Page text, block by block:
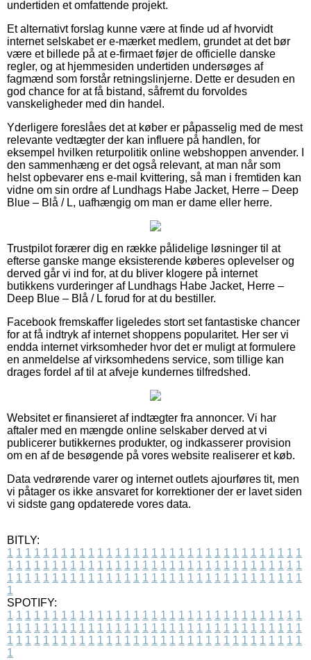
undertiden et omfattende projekt.
Et alternativt forslag kunne være at finde ud af hvorvidt
internet selskabet er e-mærket medlem, grundet at det bør
være et billede på at e-firmaet føjer de officielle danske
regler, og at hjemmesiden undertiden undersøges af
fagmænd som forstår retningslinjerne. Dette er desuden en
god chance for at få bistand, såfremt du forvoldes
vanskeligheder med din handel.
Yderligere foreslåes det at køber er påpasselig med de mest
relevante vedtægter der kan influere på handlen, for
eksempel hvilken returpolitik online webshoppen anvender. I
den sammenhæng er det også relevant, at man når som
helst opbevarer ens e-mail kvittering, så man i fremtiden kan
vidne om sin ordre af Lundhags Habe Jacket, Herre – Deep
Blue – Blå / L, uafhængig om man er dame eller herre.
Trustpilot forærer dig en række pålidelige løsninger til at
efterse ganske mange eksisterende køberes oplevelser og
derved går vi ind for, at du bliver klogere på internet
butikkens vurderinger af Lundhags Habe Jacket, Herre –
Deep Blue – Blå / L forud for at du bestiller.
Facebook fremskaffer ligeledes stort set fantastiske chancer
for at få indtryk af internet shoppens popularitet. Her ser vi
endda internet virksomheder hvor det er muligt at formulere
en anmeldelse af virksomhedens service, som tillige kan
drages fordel af til at afveje kundernes tilfredshed.
Websitet er finansieret af indtægter fra annoncer. Vi har
aftaler med en mængde online selskaber derved at vi
publicerer butikkernes produkter, og indkasserer provision
om en af de besøgende på vores website realiserer et køb.
Data vedrørende varer og internet outlets ajourføres tit, men
vi påtager os ikke ansvaret for korrektioner der er lavet siden
vi sidste gang opdaterede vores data.
BITLY:
1 1 1 1 1 1 1 1 1 1 1 1 1 1 1 1 1 1 1 1 1 1 1 1 1 1 1 1 1 1 1 1 1
1 1 1 1 1 1 1 1 1 1 1 1 1 1 1 1 1 1 1 1 1 1 1 1 1 1 1 1 1 1 1 1 1
1 1 1 1 1 1 1 1 1 1 1 1 1 1 1 1 1 1 1 1 1 1 1 1 1 1 1 1 1 1 1 1 1
1
SPOTIFY:
1 1 1 1 1 1 1 1 1 1 1 1 1 1 1 1 1 1 1 1 1 1 1 1 1 1 1 1 1 1 1 1 1
1 1 1 1 1 1 1 1 1 1 1 1 1 1 1 1 1 1 1 1 1 1 1 1 1 1 1 1 1 1 1 1 1
1 1 1 1 1 1 1 1 1 1 1 1 1 1 1 1 1 1 1 1 1 1 1 1 1 1 1 1 1 1 1 1 1
1